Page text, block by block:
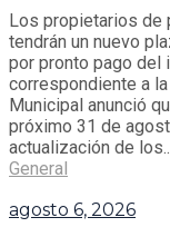
La
parque
del Norte,
avanza de
actos
cerca de 100
parte del
General
Los propietarios de
tendrán un nuevo
por pronto pago del
correspondiente a
Municipal anunció
próximo 31 de
actualización de
General
agosto 6, 2026